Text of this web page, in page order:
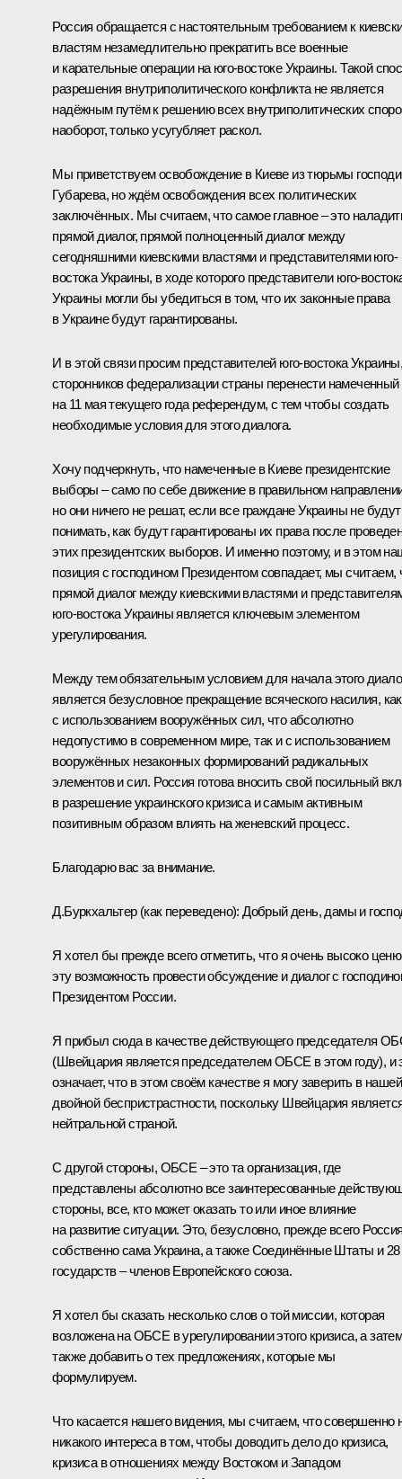
Россия обращается с настоятельным требованием к
властям незамедлительно прекратить все военные
и карательные операции на юго-востоке Украины. Такой
разрешения внутриполитического конфликта не является
надёжным путём к решению всех внутриполитических
наоборот, только усугубляет раскол.
Мы приветствуем освобождение в Киеве из тюрьмы
Губарева, но ждём освобождения всех политических
заключённых. Мы считаем, что самое главное – это
прямой диалог, прямой полноценный диалог между
сегодняшними киевскими властями и представителями юго-
востока Украины, в ходе которого представители юго-
Украины могли бы убедиться в том, что их законные права
в Украине будут гарантированы.
И в этой связи просим представителей юго-востока
сторонников федерализации страны перенести намеченный
на 11 мая текущего года референдум, с тем чтобы создать
необходимые условия для этого диалога.
Хочу подчеркнуть, что намеченные в Киеве президентские
выборы – само по себе движение в правильном
но они ничего не решат, если все граждане Украины не будут
понимать, как будут гарантированы их права после
этих президентских выборов. И именно поэтому, и в этом
позиция с господином Президентом совпадает, мы считаем,
прямой диалог между киевскими властями и
юго-востока Украины является ключевым элементом
урегулирования.
Между тем обязательным условием для начала этого
является безусловное прекращение всяческого насилия, как
с использованием вооружённых сил, что абсолютно
недопустимо в современном мире, так и с использованием
вооружённых незаконных формирований радикальных
элементов и сил. Россия готова вносить свой посильный
в разрешение украинского кризиса и самым активным
позитивным образом влиять на женевский процесс.
Благодарю вас за внимание.
Д.Буркхальтер (как переведено): Добрый день, дамы и
Я хотел бы прежде всего отметить, что я очень высоко ценю
эту возможность провести обсуждение и диалог с
Президентом России.
Я прибыл сюда в качестве действующего председателя
(Швейцария является председателем ОБСЕ в этом году), и
означает, что в этом своём качестве я могу заверить в нашей
двойной беспристрастности, поскольку Швейцария
нейтральной страной.
С другой стороны, ОБСЕ – это та организация, где
представлены абсолютно все заинтересованные
стороны, все, кто может оказать то или иное влияние
на развитие ситуации. Это, безусловно, прежде всего
собственно сама Украина, а также Соединённые Штаты и 28
государств – членов Европейского союза.
Я хотел бы сказать несколько слов о той миссии, которая
возложена на ОБСЕ в урегулировании этого кризиса, а
также добавить о тех предложениях, которые мы
формулируем.
Что касается нашего видения, мы считаем, что совершенно
никакого интереса в том, чтобы доводить дело до кризиса,
кризиса в отношениях между Востоком и Западом